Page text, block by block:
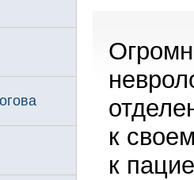
к
к